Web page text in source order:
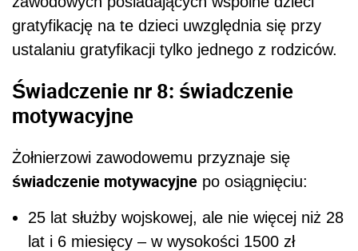
gratyfikację na te dzieci uwzględnia się przy
ustalaniu gratyfikacji tylko jednego z rodziców.
Świadczenie nr 8: świadczenie
motywacyjne
Żołnierzowi zawodowemu przyznaje się
świadczenie motywacyjne po osiągnięciu:
25 lat służby wojskowej, ale nie więcej niż 28
lat i 6 miesięcy – w wysokości 1500 zł